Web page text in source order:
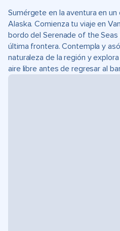
Sumérgete en la aventura en
Alaska. Comienza tu viaje en
bordo del Serenade of the Seas
última frontera. Contempla y
naturaleza de la región y
aire libre antes de regresar al